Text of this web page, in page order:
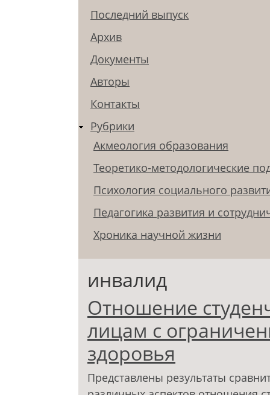
Последний выпуск
Архив
Документы
Авторы
Контакты
Рубрики
Акмеология образования
Теоретико-методологические
Психология социального
Педагогика развития и
Хроника научной жизни
инвалид
Отношение
лицам с
здоровья
Представлены результаты